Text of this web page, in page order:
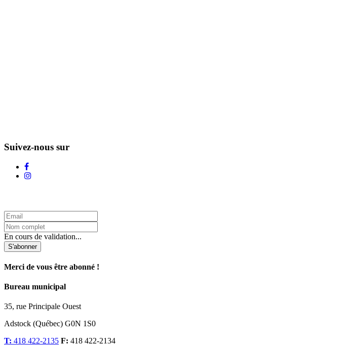
Suivez-nous sur
En cours de validation...
S'abonner
Merci de vous être abonné !
Bureau municipal
35, rue Principale Ouest
Adstock (Québec) G0N 1S0
T: 418 422-2135 F: 418 422-2134